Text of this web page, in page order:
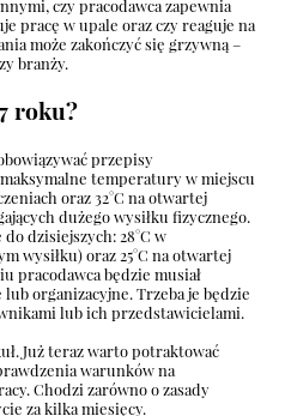
czy pracodawca zapewnia
pracę w upale oraz czy reaguje na
może zakończyć się grzywną –
branży.
roku?
przepisy
temperatury w miejscu
oraz 32°C na otwartej
dużego wysiłku fizycznego.
dzisiejszych: 28°C w
wysiłku) oraz 25°C na otwartej
pracodawca będzie musiał
organizacyjne. Trzeba je będzie
lub ich przedstawicielami.
Już teraz warto potraktować
warunków na
Chodzi zarówno o zasady
za kilka miesięcy.